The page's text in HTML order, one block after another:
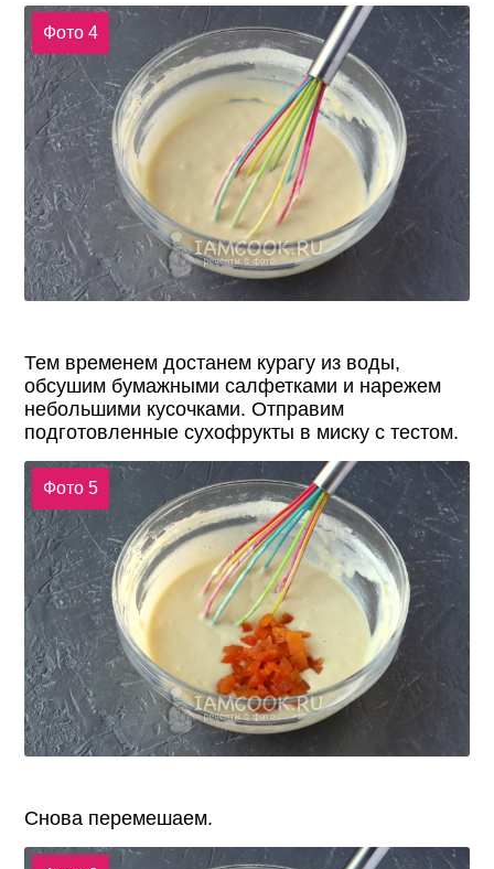
Фото 4
Тем временем достанем курагу из воды,
обсушим бумажными салфетками и нарежем
небольшими кусочками. Отправим
подготовленные сухофрукты в миску с тестом.
Фото 5
Снова перемешаем.